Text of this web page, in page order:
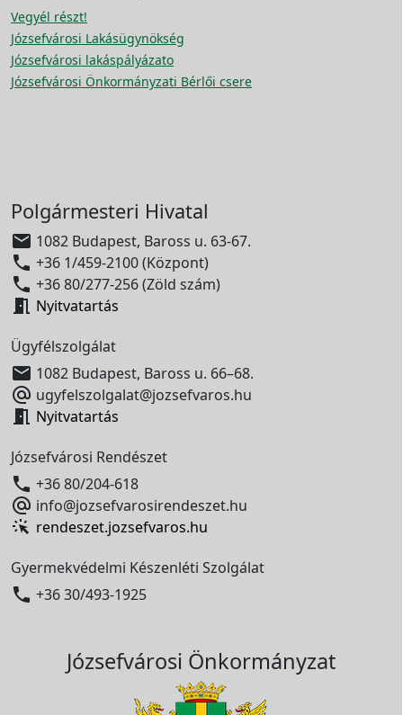
Vegyél részt!
Józsefvárosi Lakásügynökség
Józsefvárosi lakáspályázato
Józsefvárosi Önkormányzati Bérlői csere
Polgármesteri Hivatal
 1082 Budapest, Baross u. 63-67.
 +36 1/459-2100 (Központ)
 +36 80/277-256 (Zöld szám)
 Nyitvatartás
Ügyfélszolgálat
 1082 Budapest, Baross u. 66–68.
 ugyfelszolgalat@jozsefvaros.hu
 Nyitvatartás
Józsefvárosi Rendészet
 +36 80/204-618
 info@jozsefvarosirendeszet.hu
rendeszet.jozsefvaros.hu
Gyermekvédelmi Készenléti Szolgálat
 +36 30/493-1925
Józsefvárosi Önkormányzat